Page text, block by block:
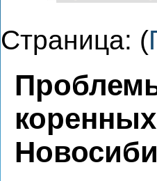
Страница: (